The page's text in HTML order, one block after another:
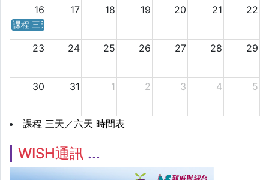
16 17 18 19 20 21 22
課程 三天／六天 時間表
23 24 25 26 27 28 29
30 31 1 2 3 4 5
課程 三天／六天 時間表
WISH通訊